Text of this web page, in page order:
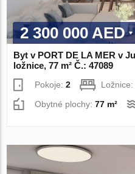
2 300 000 AED
Byt v PORT DE LA MER v
ložnice, 77 m² Č.: 47089
Pokoje:2
Obytné plochy:77 m²